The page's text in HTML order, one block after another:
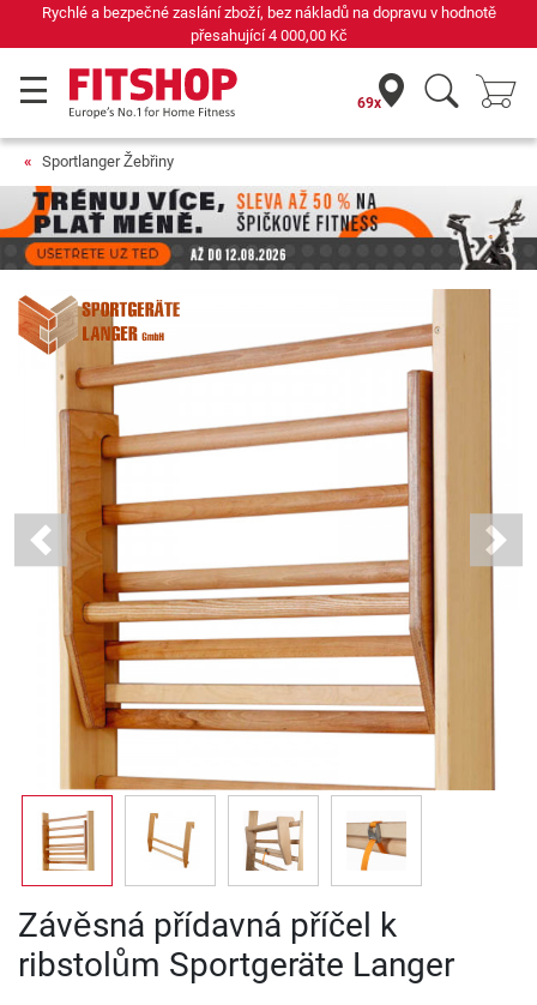
Rychlé a bezpečné zaslání zboží, bez nákladů na dopravu v hodnotě
přesahující4 000,00 Kč
69x
Sportlanger Žebřiny
Previous Next
Závěsná přídavná příčel k
ribstolům Sportgeräte Langer